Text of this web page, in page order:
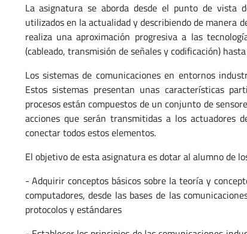
La asignatura se aborda desde el punto de vista
utilizados en la actualidad y describiendo de manera
realiza una aproximación progresiva a las
(cableado, transmisión de señales y codificación)
Los sistemas de comunicaciones en entornos
Estos sistemas presentan unas características
procesos están compuestos de un conjunto de
acciones que serán transmitidas a los actuadores
conectar todos estos elementos.
El objetivo de esta asignatura es dotar al alumno de
- Adquirir conceptos básicos sobre la teoría y
computadores, desde las bases de las
protocolos y estándares